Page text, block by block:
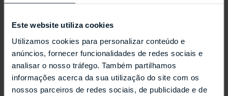
Este website utiliza cookies
Utilizamos cookies para personalizar conteúdo e
anúncios, fornecer funcionalidades de redes sociais e
analisar o nosso tráfego. Também partilhamos
informações acerca da sua utilização do site com os
nossos parceiros de redes sociais, de publicidade e de
REPOSSI ANTIFER